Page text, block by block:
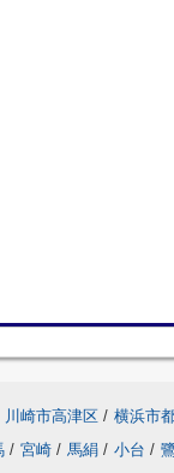
川崎市高津区 / 横浜市
/ 宮崎 / 馬絹 / 小台 /